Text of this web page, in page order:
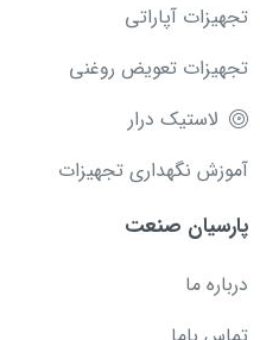
تجهیزات آپاراتی
تجهیزات تعویض روغنی
لاستیک درار
آموزش نگهداری تجهیزات
پارسیان صنعت
درباره ما